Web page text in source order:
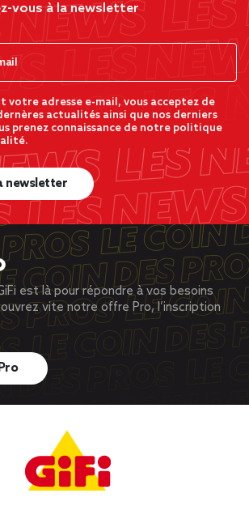
vous à la newsletter
votre adresse e-mail, vous acceptez de
actualités ainsi que nos derniers
prenez connaissance de notre politique
newsletter
est là pour répondre à vos besoins
vite notre offre Pro, l’inscription